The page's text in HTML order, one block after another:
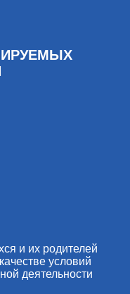
и их родителей
условий
деятельности